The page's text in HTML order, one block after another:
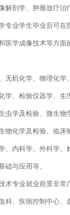
解剖学、肿瘤放疗治
专业学生毕业后可在
医学成像技术等方面
无机化学、物理化学
学、检验仪器学、生
虫学及检验、微生物
物化学及检验、临床
、内科学、外科学、
础与应用等。
术专业就业前景非常
科、疾病控制中心、